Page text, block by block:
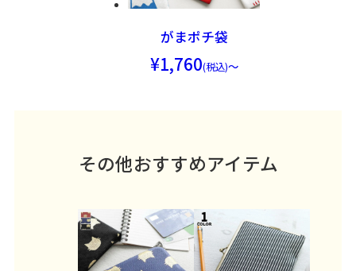
がまポチ袋
1,760 ～
その他おすすめアイテム